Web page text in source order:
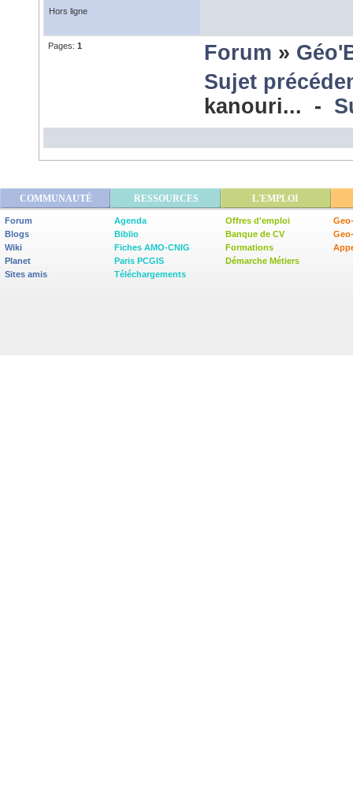
Hors ligne
Pages: 1 Forum »
Sujet
kanouri... -
COMMUNAUTÉ RESSOURCES L'EMPLOI
Forum
Blogs
Wiki
Planet
Sites amis
Agenda
Biblio
Fiches AMO-CNIG
Paris PCGIS
Téléchargements
Offres d'emploi
Banque de CV
Formations
Démarche Métiers